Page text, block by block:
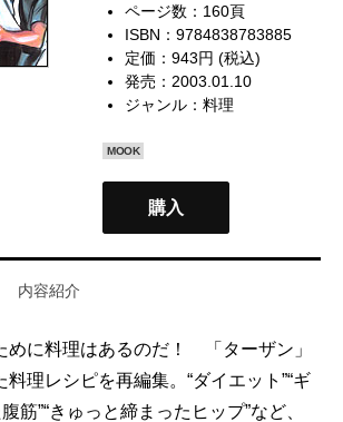
ページ数：160頁
ISBN：9784838783885
定価：943円 (税込)
発売：2003.01.10
ジャンル：料理
MOOK
購入
内容紹介
めに料理はあるのだ！ 「ターザン」
理レシピを再編集。“ダイエット”“ギ
筋”“きゅっと締まったヒップ”など、